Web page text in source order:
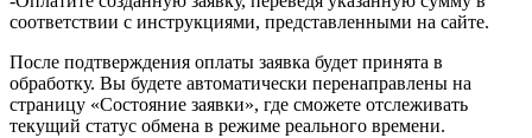
соответствии с инструкциями, представленными на сайте.
После подтверждения оплаты заявка будет принята в
обработку. Вы будете автоматически перенаправлены на
страницу «Состояние заявки», где сможете отслеживать
текущий статус обмена в режиме реального времени.